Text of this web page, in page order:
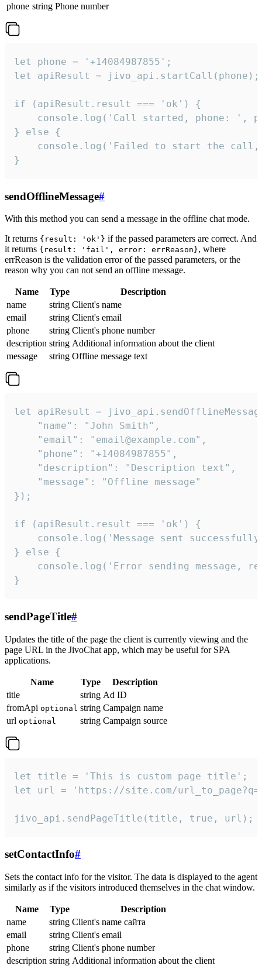
phone string Phone number
let phone = '+14084987855';
let apiResult = jivo_api.startCall(phone);
if (apiResult.result === 'ok') {
console.log('Call started, phone: ',
} else {
console.log('Failed to start the
}
sendOfflineMessage#
With this method you can send a message in the offline chat mode.
It returns {result: 'ok'} if the passed parameters are correct. And
it returns {result: 'fail', error: errReason}, where
errReason is the validation error of the passed parameters, or the
reason why you can not send an offline message.
Name Type
Description
name
string Client's name
email
string Client's email
phone
string Client's phone number
description string Additional information about the client
message
string Offline message text
let apiResult =
    "name": "John Smith",
    "email": "email@example.com",
    "phone": "+14084987855",
    "description": "Description text",
    "message": "Offline message"
});
if (apiResult.result === 'ok') {
console.log('Message sent
} else {
console.log('Error sending message,
}
sendPageTitle#
Updates the title of the page the client is currently viewing and the
page URL in the JivoChat app, which may be useful for SPA
applications.
Name Type
Description
title
string Ad ID
fromApi optional string Campaign name
url optional string Campaign source
let title = 'This is custom page title';
let url = 'https://site.com/
jivo_api.sendPageTitle(title, true, url);
setContactInfo#
Sets the contact info for the visitor. The data is displayed to the agent
similarly as if the visitors introduced themselves in the chat window.
Name Type
Description
name
string Client's name сайта
email
string Client's email
phone
string Client's phone number
description string Additional information about the client